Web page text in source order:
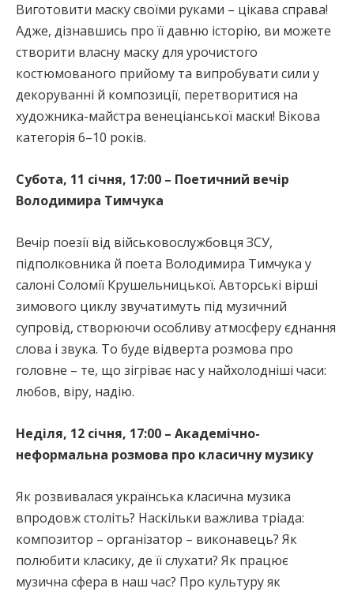
Виготовити маску своїми руками – цікава справа!
Адже, дізнавшись про її давню історію, ви можете
створити власну маску для урочистого
костюмованого прийому та випробувати сили у
декоруванні й композиції, перетворитися на
художника-майстра венеціанської маски! Вікова
категорія 6–10 років.
Субота, 11 січня, 17:00 – Поетичний вечір
Володимира Тимчука
Вечір поезії від військовослужбовця ЗСУ,
підполковника й поета Володимира Тимчука у
салоні Соломії Крушельницької. Авторські вірші
зимового циклу звучатимуть під музичний
супровід, створюючи особливу атмосферу єднання
слова і звука. То буде відверта розмова про
головне – те, що зігріває нас у найхолодніші часи:
любов, віру, надію.
Неділя, 12 січня, 17:00 – Академічно-
неформальна розмова про класичну музику
Як розвивалася українська класична музика
впродовж століть? Наскільки важлива тріада:
композитор – організатор – виконавець? Як
полюбити класику, де її слухати? Як працює
музична сфера в наш час? Про культуру як